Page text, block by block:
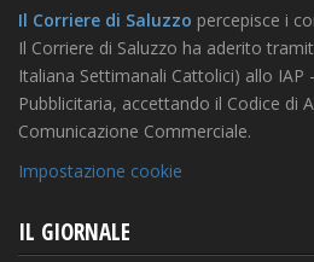
Il Corriere di Saluzzo percepisce i
Il Corriere di Saluzzo ha aderito
Italiana Settimanali Cattolici) allo IAP
Pubblicitaria, accettando il Codice di
Comunicazione Commerciale.
Impostazione cookie
IL GIORNALE